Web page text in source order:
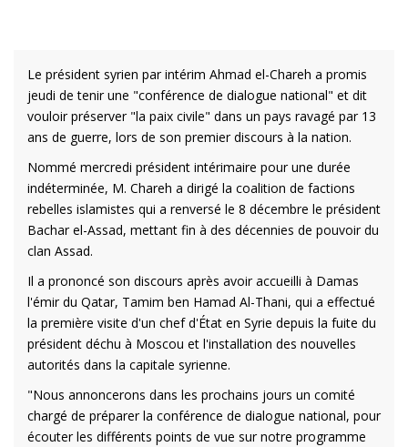
Le président syrien par intérim Ahmad el-Chareh a promis
jeudi de tenir une "conférence de dialogue national" et dit
vouloir préserver "la paix civile" dans un pays ravagé par 13
ans de guerre, lors de son premier discours à la nation.
Nommé mercredi président intérimaire pour une durée
indéterminée, M. Chareh a dirigé la coalition de factions
rebelles islamistes qui a renversé le 8 décembre le président
Bachar el-Assad, mettant fin à des décennies de pouvoir du
clan Assad.
Il a prononcé son discours après avoir accueilli à Damas
l'émir du Qatar, Tamim ben Hamad Al-Thani, qui a effectué
la première visite d'un chef d'État en Syrie depuis la fuite du
président déchu à Moscou et l'installation des nouvelles
autorités dans la capitale syrienne.
"Nous annoncerons dans les prochains jours un comité
chargé de préparer la conférence de dialogue national, pour
écouter les différents points de vue sur notre programme